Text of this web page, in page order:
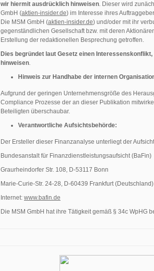
wir hiermit ausdrücklich hinweisen. Dieser wird
GmbH (aktien-insider.de) im Interesse ihres
Die MSM GmbH (aktien-insider.de) und/oder mit ihr
gegenständlichen Gesellschaft bzw. mit deren
Erstellung der redaktionellen Besprechung getroffen.
Dies begründet laut Gesetz einen
hinweisen.
Hinweis zur Handhabe der internen
Aufgrund der geringen Unternehmensgröße des
Compliance Prozesse der an dieser Publikation
Beteiligten überschaubar.
Verantwortliche Aufsichtsbehörde:
Der Ersteller dieser Finanzanalyse unterliegt der
Bundesanstalt für Finanzdienstleistungsaufsicht (BaFin)
Graurheindorfer Str. 108, D-53117 Bonn
Marie-Curie-Str. 24-28, D-60439 Frankfurt (Deutschland)
Internet: www.bafin.de
Die MSM GmbH hat ihre Tätigkeit gemäß § 34c WpHG